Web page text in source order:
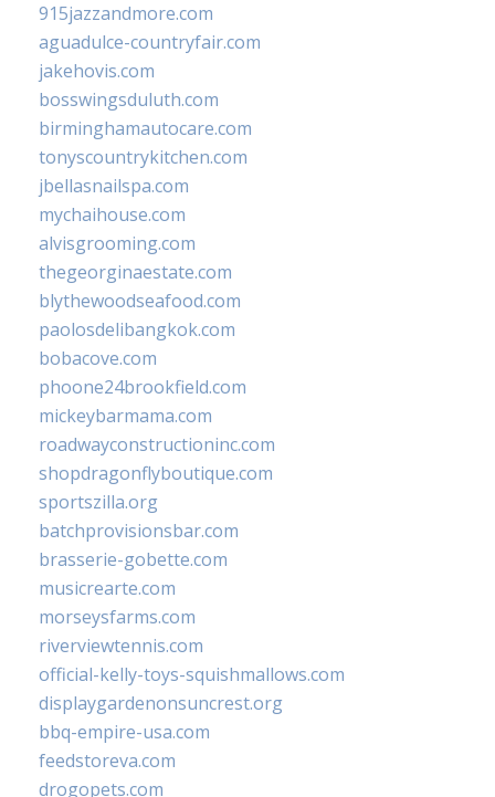
915jazzandmore.com
aguadulce-countryfair.com
jakehovis.com
bosswingsduluth.com
birminghamautocare.com
tonyscountrykitchen.com
jbellasnailspa.com
mychaihouse.com
alvisgrooming.com
thegeorginaestate.com
blythewoodseafood.com
paolosdelibangkok.com
bobacove.com
phoone24brookfield.com
mickeybarmama.com
roadwayconstructioninc.com
shopdragonflyboutique.com
sportszilla.org
batchprovisionsbar.com
brasserie-gobette.com
musicrearte.com
morseysfarms.com
riverviewtennis.com
official-kelly-toys-squishmallows.com
displaygardenonsuncrest.org
bbq-empire-usa.com
feedstoreva.com
drogopets.com